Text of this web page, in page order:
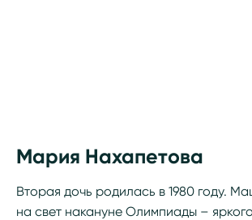
Мария Нахапетова
Вторая дочь родилась в 1980 году.
на свет накануне Олимпиады –